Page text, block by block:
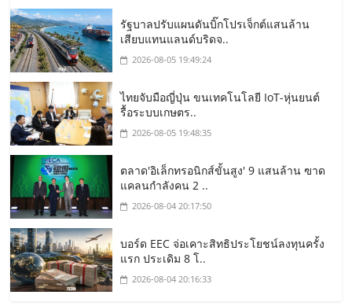
รัฐบาลปรับแผนดันบิ๊กโปรเจ็กต์แสนล้าน
เสียบแทนแลนด์บริดจ..
2026-08-05 19:49:24
ไทยจับมือญี่ปุ่น ขนเทคโนโลยี IoT-หุ่นยนต์
รื้อระบบเกษตร..
2026-08-05 19:48:35
ตลาด'อิเล็กทรอนิกส์ขั้นสูง' 9 แสนล้าน ฃาด
แคลนกำลังคน 2 ..
2026-08-04 20:17:50
บอร์ด EEC จ่อเคาะสิทธิประโยชน์ลงทุนครั้ง
แรก ประเดิม 8 โ..
2026-08-04 20:16:33